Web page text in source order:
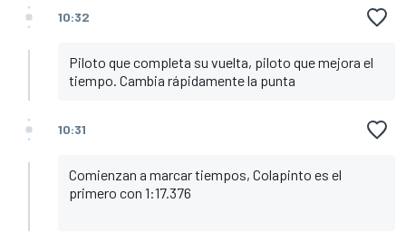
10:32
Piloto que completa su vuelta, piloto que mejora el
tiempo. Cambia rápidamente la punta
10:31
Comienzan a marcar tiempos, Colapinto es el
primero con 1:17.376